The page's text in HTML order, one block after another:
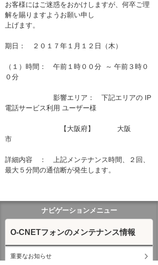
お客様にはご迷惑をおかけしますが、何卒ご理
解を賜りますようお願い申し
上げます。
期日：　２０１７年１月１２日（木）
（１）時間：　午前１時００分  ～ 午前３時０
０分
影響エリア：　下記エリアの IP
電話サービス利用 ユーザー様
【大阪府】　　　 大阪
市
詳細内容　：　上記メンテナンス時間、２回、
最大５分間の通信断が発生します。
ナビゲーションメニュー
O-CNETフォンのメンテナンス情報
重要なお知らせ